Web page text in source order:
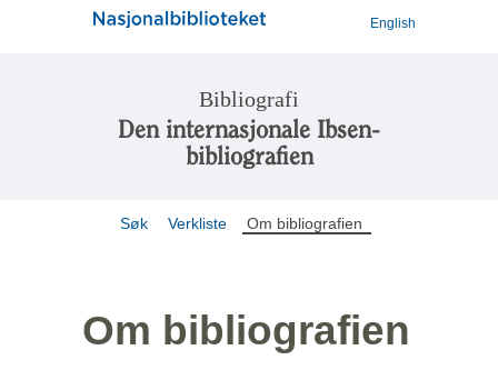
English
Bibliografi
Den internasjonale Ibsen-
bibliografien
Søk Verkliste Om bibliografien
Om bibliografien